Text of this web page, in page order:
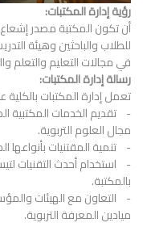
رؤية إدارة المكتبات:
أن تكون المكتبة مصدر
للطلاب والباحثين وهيئة
في مجالات التعليم والتعلم
رسالة إدارة المكتبات:
تعمل إدارة المكتبات بالكلية
- تقديم الخدمات المكتبية
مجال العلوم التربوية.
- تنمية المقتنيات بأنواعها
- استخدام أحدث التقنيات
بالمكتبة.
- التعاون مع الهيئات
ميادين المعرفة التربوية.